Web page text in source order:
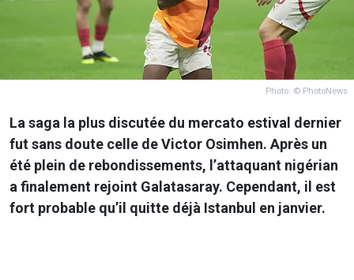
Photo: © PhotoNews
La saga la plus discutée du mercato estival dernier
fut sans doute celle de Victor Osimhen. Après un
été plein de rebondissements, l’attaquant nigérian
a finalement rejoint Galatasaray. Cependant, il est
fort probable qu’il quitte déjà Istanbul en janvier.